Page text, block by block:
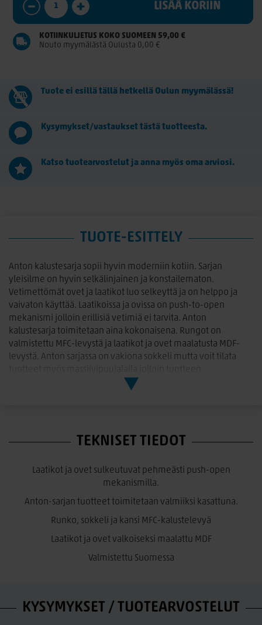
LISÄÄ KORIIN
KOTIINKULJETUS KOKO SUOMEEN 59,00 €
Nouto myymälästä Oulusta 0,00 €
Tuote ei esillä tällä hetkellä Oulun myymälässä!
Kysymykset/vastaukset tästä tuotteesta.
Katso tuotearvostelut ja anna myös oma arviosi.
TUOTE-ESITTELY
Anton kalustesarja sopii hyvin moderniin kotiin. Sarjan
yleisilme on hyvin selkälinjainen ja konstailematon.
Vetimettömät ovet ja laatikot luo selkeyttä ja on helppo ja
vaivaton käyttää. Laatikoissa ja ovissa on push-to-open
mekanismi jolloin erillisiä vetimiä ei tarvita. Anton
kalustesarja toimitetaan aina kokonaisena. Rungot on
valmistettu MFC-levystä ja laatikot ja ovet maalatusta MDF-
levystä. Anton sarjassa on vakiona sokkeli mutta voit tilata
kokonaiskorkeus kasvaa 8cm.
2 etsattua lasiovea joiden takana 2 siirrettävää hyllyä, 3
Värit: Valkoinen, valkoinen/hopea jalava ja valkoinen/tammi
TEKNISET TIEDOT
Laatikot ja ovet sulkeutuvat pehmeästi push-open
mekanismilla.
Anton-sarjan tuotteet toimitetaan valmiiksi kasattuna.
Runko, sokkeli ja kansi MFC-kalustelevyä
Laatikot ja ovet valkoiseksi maalattu MDF
Valmistettu Suomessa
KYSYMYKSET / TUOTEARVOSTELUT